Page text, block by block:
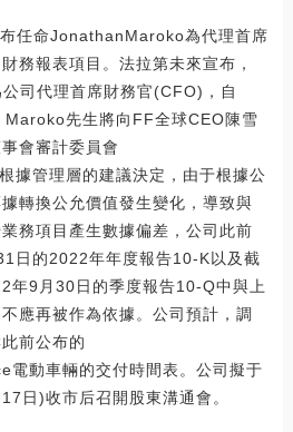
任命JonathanMaroko為代理首席
務報表項目。法拉第未來宣布，
司代理首席財務官(CFO)，自
先生將向FF全球CEO陳雪
會審計委員會
據管理層的建議決定，由于根據公
轉換公允價值發生變化，導致與
務項目產生數據偏差，公司此前
日的2022年年度報告10-K以及截
年9月30日的季度報告10-Q中與上
應再被作為依據。公司預計，調
前公布的
動車輛的交付時間表。公司擬于
日)收市后召開股東溝通會。